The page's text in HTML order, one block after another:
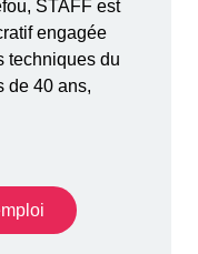
STAFF est
engagée
techniques du
de 40 ans,